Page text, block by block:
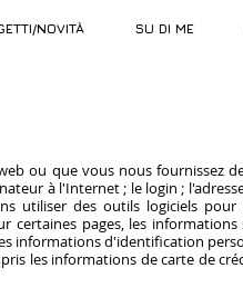
NOVITÀ SU DI ME
ou que vous nous fournissez
à l'Internet ; le login ;
utiliser des outils logiciels pour
certaines pages, les
informations d'identification
les informations de carte de